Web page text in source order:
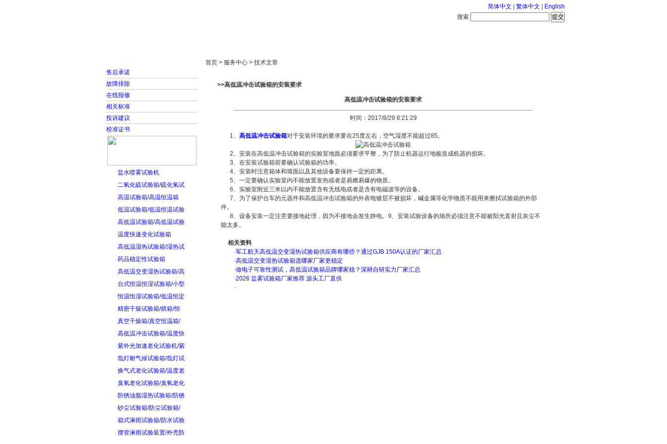
简体中文 繁体中文
English
搜索
售后承诺
故障排除
在线报修
相关标准
投诉建议
校准证书
盐水喷雾试验机
二氧化硫试验箱/硫化氢试
高温试验箱/高温恒温箱
低温试验箱/低温恒温试验
高低温试验箱/高低温试验
温度快速变化试验箱
高低温湿热试验箱/湿热试
药品稳定性试验箱
高低温交变湿热试验箱/高
台式恒温恒湿试验箱/小型
恒温恒湿试验箱/低温恒定
精密干燥试验箱/烘箱/恒
真空干燥箱/真空恒温箱/
高低温冲击试验箱/温度快
紫外光加速老化试验机/紫
氙灯耐气候试验箱/氙灯试
换气式老化试验箱/温度老
臭氧老化试验箱/臭氧老化
防锈油脂湿热试验箱/防锈
砂尘试验箱/防尘试验箱/
箱式淋雨试验箱/防水试验
摆管淋雨试验装置/外壳防
首页 > 服务中心 > 技术文章
>>高低温冲击试验箱的安装要求
高低温冲击试验箱的安装要求
时间：2017/8/29 8:21:29
1、 高低温冲击试验箱对于安装环境的要求要在25度左右，空气湿度不能超过85。
2、安装在高低温冲击试验箱的实验室地面必须要求平整，为了防止机器运行地板造成机器的损坏。
3、在安装试验箱前要确认试验箱的功率。
4、安装时注意箱体和墙面以及其他设备要保持一定的距离。
5、一定要确认实验室内不能放置发热或者是易燃易爆的物质。
6、实验室附近三米以内不能放置含有无线电或者是含有电磁波等的设备。
7、为了保护台车的元器件和高低温冲击试验箱的外表电镀层不被损坏，碱金属等化学物质不能用来擦拭试验箱的外部
件。
8、设备安装一定注意要接地处理，因为不接地会发生静电。9、安装试验设备的场所必须注意不能被阳光直射且灰尘不
能太多。
相关资料
·军工航天高低温交变湿热试验箱供应商有哪些？通过GJB 150A认证的厂家汇总
·高低温交变湿热试验箱选哪家厂家更稳定
·做电子可靠性测试，高低温试验箱品牌哪家稳？深耕自研实力厂家汇总
·2026 盐雾试验箱厂家推荐 源头工厂直供
·